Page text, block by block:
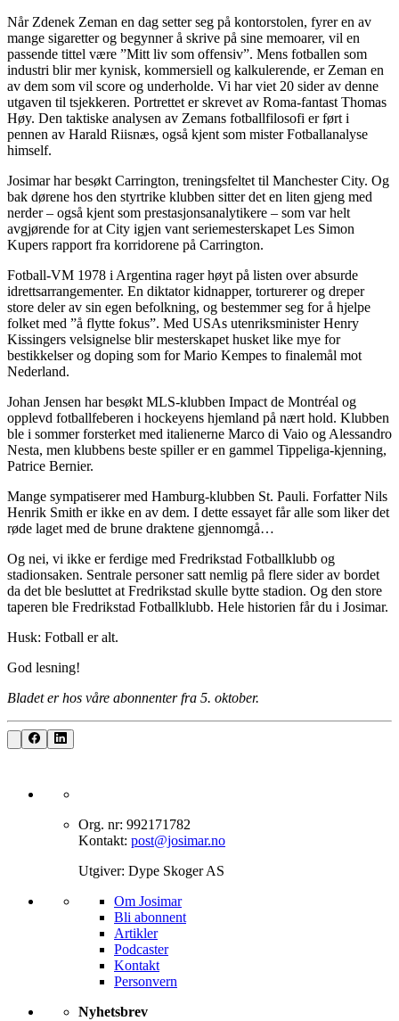
Når Zdenek Zeman en dag setter seg på kontorstolen, fyrer en av
mange sigaretter og begynner å skrive på sine memoarer, vil en
passende tittel være ”Mitt liv som offensiv”. Mens fotballen som
industri blir mer kynisk, kommersiell og kalkulerende, er Zeman en
av dem som vil score og underholde. Vi har viet 20 sider av denne
utgaven til tsjekkeren. Portrettet er skrevet av Roma-fantast Thomas
Høy. Den taktiske analysen av Zemans fotballfilosofi er ført i
pennen av Harald Riisnæs, også kjent som mister Fotballanalyse
himself.
Josimar har besøkt Carrington, treningsfeltet til Manchester City. Og
bak dørene hos den styrtrike klubben sitter det en liten gjeng med
nerder – også kjent som prestasjonsanalytikere – som var helt
avgjørende for at City igjen vant seriemesterskapet Les Simon
Kupers rapport fra korridorene på Carrington.
Fotball-VM 1978 i Argentina rager høyt på listen over absurde
idrettsarrangementer. En diktator kidnapper, torturerer og dreper
store deler av sin egen befolkning, og bestemmer seg for å hjelpe
folket med ”å flytte fokus”. Med USAs utenriksminister Henry
Kissingers velsignelse blir mesterskapet husket like mye for
bestikkelser og doping som for Mario Kempes to finalemål mot
Nederland.
Johan Jensen har besøkt MLS-klubben Impact de Montréal og
opplevd fotballfeberen i hockeyens hjemland på nært hold. Klubben
ble i sommer forsterket med italienerne Marco di Vaio og Alessandro
Nesta, men klubbens beste spiller er en gammel Tippeliga-kjenning,
Patrice Bernier.
Mange sympatiserer med Hamburg-klubben St. Pauli. Forfatter Nils
Henrik Smith er ikke en av dem. I dette essayet får alle som liker det
røde laget med de brune draktene gjennomgå…
Og nei, vi ikke er ferdige med Fredrikstad Fotballklubb og
stadionsaken. Sentrale personer satt nemlig på flere sider av bordet
da det ble besluttet at Fredrikstad skulle bytte stadion. Og den store
taperen ble Fredrikstad Fotballklubb. Hele historien får du i Josimar.
Husk: Fotball er alt.
God lesning!
Bladet er hos våre abonnenter fra 5. oktober.
Org. nr: 992171782
Kontakt: post@josimar.no
Utgiver: Dype Skoger AS
Om J‌osimar ‍ ​‍​‍‌‍
Bli abonnent​​​​‌ ‍ ​‍​‍‌‍ ‌ ​‍‌‍‍‌‌‍‌ ‌‍‍‌‌‍ ‍​‍​‍​ ‍‍​‍​‍‌ ​ ‌‍​‌‌‍ ‍‌‍‍‌‌ ‌​‌ ‍‌​‍ ‍‌‍‍‌‌‍ ​‍​‍​‍ ​​‍​‍‌‍‍​‌ ​‍‌‍‌‌‌‍‌‍​‍​‍​ ‍‍​‍​‍‌‍‍​‌ ‌​‌ ‌​‌ ​​‌ ​ ​ ‍‍​‍ ​‍ ‌‍‌‌‌‍‌​‌‍‍‌‌ ‌​​‍ ‍‌‍‍‌‌‍‌​‌‍​‌‌‍‌ ‌ ​‍‌‍​‌‌‍ ‍‌‍‍‍‌‍​‌‌‍ ‍‌ ​ ‌‍‌‌‌‍ ‍​‍ ‍‌‍​ ‌‍ ‌‍ ‌​‍ ‌‍‍‌‌‍ ‍‌ ‌​‌‍‌‌‌‍ ‍‌ ‌​​‍ ‌‍‌‌‌‍‌​‌‍‍‌‌ ‌​​‍ ‌‍ ‌‌‍ ‌‍‌​‌‍‌‌​ ‌‌ ​​‌ ​‍‌‍‌‌‌ ​ ‌‍‌‌‌‍ ‍‌ ‌​‌‍​‌‌ ‌​‌‍‍‌‌‍ ‌‍ ‍​ ‍ ‌‍‍‌‌‍‌​​ ‌‌‍‌‍‌‍ ‌‍ ‌ ‌​‌‍‌‌‌ ​‍​ ‍ ‌ ‌​‌ ‍‌‌ ​​‌‍‌‌​ ‌‌‍‌‍‌‍ ‌‍ ‌ ‌​‌‍‌‌‌ ​‍​ ‍ ‌ ​​‌‍​‌‌ ‌​‌‍‍​​ ‌‌‍​ ‌‍ ‌‍ ​‌ ‌‌‌‍ ‌‌‍ ‍‌ ​ ​‍‌‌​ ‌‌‌​​‍‌‌ ‌‍‍ ‌‍‌‌‌ ‍‌​‍‌‌​ ​ ‌​‌​​‍‌‌​ ​ ‌​‌​​‍‌‌​ ​‍​ ​‍‌‍​‍​ ‍‌‌‍​ ‌‍‌‍‌‍​ ​ ​‌​ ‌​‌‍​‍‌‍‌‍​ ‍​​ ‌‌‌‍​‍​‍‌‌​ ​‍​ ​‍​‍‌‌​ ‌‌‌​‌​​‍ ‍‌‍​ ‌‍ ‌‍ ​‌ ‌‌‌‍ ‌‌‍ ‍‌​‍‌‌ ‌​‌‍‌‌‌‍ ‌‌ ​ ​‍‌‌​ ‌‌‌​​‍‌‌ ‌‍‍ ‌‍‌‌‌ ‍‌​‍‌‌​ ​ ‌​‌​​‍‌‌​ ​ ‌​‌​​‍‌‌​ ​‍​ ​‍‌‍​‌‌‍‌‍​ ‌‍​ ‌​‌‍‌‌​ ‍‌‌‍‌​‌‍​‍​ ‌ ‌‍​‌​ ‌ ​ ​​​‍‌‌​ ​‍​ ​‍​‍‌‌​ ‌‌‌​‌​​‍ ‍‌‍‍‌‌ ‌​‌‍‌‌‌‍ ‌‌ ​ ​‍‌‌​ ‌‌‌​​‍‌‌ ‌‍‍ ‌‍‌‌‌ ‍‌​‍‌‌​ ​ ‌​‌​​‍‌‌​ ​ ‌​‌​​‍‌‌​ ​‍​ ​‍‌‍‌‌‌‍​‌‌‍‌‌​ ‌‍‌‍​‍‌‍‌‌‌‍‌‌‌‍‌‍‌‍​‍​ ‍​​ ​ ​ ​ ​‍‌‌​ ​‍​ ​‍​‍‌‌​ ‌‌‌​‌​​‍ ‍‌‍ ​‌‍​‌‌‍​‍‌‍‌‌‌‍ ​​ ‌‍​‍‌‍​‌‌ ​ ‌‍‌‌‌‌‌‌‌ ​‍‌‍ ​​ ‌‌‍‍​‌ ‌​‌ ‌​‌ ​​‌ ​ ​‍‌‌​ ​ ‌​​‌​‍‌‌​ ​‍‌​‌‍​‍‌‌​ ​‍‌​‌‍‌‍‌‌‌‍‌​‌‍‍‌‌ ‌​​‍ ‍‌‍‍‌‌‍‌​‌‍​‌‌‍‌ ‌ ​‍‌‍​‌‌‍ ‍‌‍‍‍‌‍​‌‌‍ ‍‌ ​ ‌‍‌‌‌‍ ‍​‍ ‍‌‍​ ‌‍ ‌‍ ‌​‍‌‍‌‍‍‌‌‍‌​​ ‌‌‍‌‍‌‍ ‌‍ ‌ ‌​‌‍‌‌‌ ​‍​‍‌‍‌ ‌​‌ ‍‌‌ ​​‌‍‌‌​ ‌‌‍‌‍‌‍ ‌‍ ‌ ‌​‌‍‌‌‌ ​‍​‍‌‍‌ ​​‌‍​‌‌ ‌​‌‍‍​​ ‌‌‍​ ‌‍ ‌‍ ​‌ ‌‌‌‍ ‌‌‍ ‍‌ ​ ​‍‌‌​ ‌‌‌​​‍‌‌ ‌‍‍ ‌‍‌‌‌ ‍‌​‍‌‌​ ​ ‌​‌​​‍‌‌​ ​ ‌​‌​​‍‌‌​ ​‍​ ​‍‌‍​‍​ ‍‌‌‍​ ‌‍‌‍‌‍​ ​ ​‌​ ‌​‌‍​‍‌‍‌‍​ ‍​​ ‌‌‌‍​‍​‍‌‌​ ​‍​ ​‍​‍‌‌​ ‌‌‌​‌​​‍ ‍‌‍​ ‌‍ ‌‍ ​‌ ‌‌‌‍ ‌‌‍ ‍‌​‍‌‌ ‌​‌‍‌‌‌‍ ‌‌ ​ ​‍‌‌​ ‌‌‌​​‍‌‌ ‌‍‍ ‌‍‌‌‌ ‍‌​‍‌‌​ ​ ‌​‌​​‍‌‌​ ​ ‌​‌​​‍‌‌​ ​‍​ ​‍‌‍​‌‌‍‌‍​ ‌‍​ ‌​‌‍‌‌​ ‍‌‌‍‌​‌‍​‍​ ‌ ‌‍​‌​ ‌ ​ ​​​‍‌‌​ ​‍​ ​‍​‍‌‌​ ‌‌‌​‌​​‍ ‍‌‍‍‌‌ ‌​‌‍‌‌‌‍ ‌‌ ​ ​‍‌‌​ ‌‌‌​​‍‌‌ ‌‍‍ ‌‍‌‌‌ ‍‌​‍‌‌​ ​ ‌​‌​​‍‌‌​ ​ ‌​‌​​‍‌‌​ ​‍​ ​‍‌‍‌‌‌‍​‌‌‍‌‌​ ‌‍‌‍​‍‌‍‌‌‌‍‌‌‌‍‌‍‌‍​‍​ ‍​​ ​ ​ ​ ​‍‌‌​ ​‍​ ​‍​‍‌‌​ ‌‌‌​‌​​‍ ‍‌‍ ​‌‍​‌‌‍​‍‌‍‌‌‌‍ ​​‍‌‍‌ ​​‌‍‌‌‌ ​‍‌ ​ ‌ ​​‌‍‌‌‌‍​ ‌ ‌​‌‍‍‌‌ ‌‍‌‍‌‌​ ‌‌ ​​‌ ‌‌‌‍​‍‌‍ ​‌‍‍‌‌ ​ ‌‍‍​‌‍‌‌‌‍‌​​‍​‍‌ ‌
Artikler
Podcaster
Kontakt
Personvern​​​​‌ ‍ ​‍​‍‌‍ ‌ ​‍‌‍‍‌‌‍‌ ‌‍‍‌‌‍ ‍​‍​‍​ ‍‍​‍​‍‌ ​ ‌‍​‌‌‍ ‍‌‍‍‌‌ ‌​‌ ‍‌​‍ ‍‌‍‍‌‌‍ ​‍​‍​‍ ​​‍​‍‌‍‍​‌ ​‍‌‍‌‌‌‍‌‍​‍​‍​ ‍‍​‍​‍‌‍‍​‌ ‌​‌ ‌​‌ ​​‌ ​ ​ ‍‍​‍ ​‍ ‌‍‌‌‌‍‌​‌‍‍‌‌ ‌​​‍ ‍‌‍‍‌‌‍‌​‌‍​‌‌‍‌ ‌ ​‍‌‍​‌‌‍ ‍‌‍‍‍‌‍​‌‌‍ ‍‌ ​ ‌‍‌‌‌‍ ‍​‍ ‍‌‍​ ‌‍ ‌‍ ‌​‍ ‌‍‍‌‌‍ ‍‌ ‌​‌‍‌‌‌‍ ‍‌ ‌​​‍ ‌‍‌‌‌‍‌​‌‍‍‌‌ ‌​​‍ ‌‍ ‌‌‍ ‌‍‌​‌‍‌‌​ ‌‌ ​​‌ ​‍‌‍‌‌‌ ​ ‌‍‌‌‌‍ ‍‌ ‌​‌‍​‌‌ ‌​‌‍‍‌‌‍ ‌‍ ‍​ ‍ ‌‍‍‌‌‍‌​​ ‌‌‍‌‍‌‍ ‌‍ ‌ ‌​‌‍‌‌‌ ​‍​ ‍ ‌ ‌​‌ ‍‌‌ ​​‌‍‌‌​ ‌‌‍‌‍‌‍ ‌‍ ‌ ‌​‌‍‌‌‌ ​‍​ ‍ ‌ ​​‌‍​‌‌ ‌​‌‍‍​​ ‌‌‍​ ‌‍ ‌‍ ​‌ ‌‌‌‍ ‌‌‍ ‍‌ ​ ​‍‌‌​ ‌‌‌​​‍‌‌ ‌‍‍ ‌‍‌‌‌ ‍‌​‍‌‌​ ​ ‌​‌​​‍‌‌​ ​ ‌​‌​​‍‌‌​ ​‍​ ​‍‌‍​‍​ ‍‌‌‍​ ‌‍‌‍‌‍​ ​ ​‌​ ‌​‌‍​‍‌‍‌‍​ ‍​​ ‌‌‌‍​‍​‍‌‌​ ​‍​ ​‍​‍‌‌​ ‌‌‌​‌​​‍ ‍‌‍​ ‌‍ ‌‍ ​‌ ‌‌‌‍ ‌‌‍ ‍‌​‍‌‌ ‌​‌‍‌‌‌‍ ‌‌ ​ ​‍‌‌​ ‌‌‌​​‍‌‌ ‌‍‍ ‌‍‌‌‌ ‍‌​‍‌‌​ ​ ‌​‌​​‍‌‌​ ​ ‌​‌​​‍‌‌​ ​‍​ ​‍‌‍​‌‌‍‌‍​ ‌‍​ ‌​‌‍‌‌​ ‍‌‌‍‌​‌‍​‍​ ‌ ‌‍​‌​ ‌ ​ ​​​‍‌‌​ ​‍​ ​‍​‍‌‌​ ‌‌‌​‌​​‍ ‍‌‍‍‌‌ ‌​‌‍‌‌‌‍ ‌‌ ​ ​‍‌‌​ ‌‌‌​​‍‌‌ ‌‍‍ ‌‍‌‌‌ ‍‌​‍‌‌​ ​ ‌​‌​​‍‌‌​ ​ ‌​‌​​‍‌‌​ ​‍​ ​‍​ ‌‌‌‍​ ‌‍‌​​ ​‍​ ‍‌​ ​‍​ ​‌‌‍‌​​ ‌‍‌‍‌‌​ ‌‌​ ‌‍​‍‌‌​ ​‍​ ​‍​‍‌‌​ ‌‌‌​‌​​‍ ‍‌‍ ​‌‍​‌‌‍​‍‌‍‌‌‌‍ ​​ ‌‍​‍‌‍​‌‌ ​ ‌‍‌‌‌‌‌‌‌ ​‍‌‍ ​​ ‌‌‍‍​‌ ‌​‌ ‌​‌ ​​‌ ​ ​‍‌‌​ ​ ‌​​‌​‍‌‌​ ​‍‌​‌‍​‍‌‌​ ​‍‌​‌‍‌‍‌‌‌‍‌​‌‍‍‌‌ ‌​​‍ ‍‌‍‍‌‌‍‌​‌‍​‌‌‍‌ ‌ ​‍‌‍​‌‌‍ ‍‌‍‍‍‌‍​‌‌‍ ‍‌ ​ ‌‍‌‌‌‍ ‍​‍ ‍‌‍​ ‌‍ ‌‍ ‌​‍‌‍‌‍‍‌‌‍‌​​ ‌‌‍‌‍‌‍ ‌‍ ‌ ‌​‌‍‌‌‌ ​‍​‍‌‍‌ ‌​‌ ‍‌‌ ​​‌‍‌‌​ ‌‌‍‌‍‌‍ ‌‍ ‌ ‌​‌‍‌‌‌ ​‍​‍‌‍‌ ​​‌‍​‌‌ ‌​‌‍‍​​ ‌‌‍​ ‌‍ ‌‍ ​‌ ‌‌‌‍ ‌‌‍ ‍‌ ​ ​‍‌‌​ ‌‌‌​​‍‌‌ ‌‍‍ ‌‍‌‌‌ ‍‌​‍‌‌​ ​ ‌​‌​​‍‌‌​ ​ ‌​‌​​‍‌‌​ ​‍​ ​‍‌‍​‍​ ‍‌‌‍​ ‌‍‌‍‌‍​ ​ ​‌​ ‌​‌‍​‍‌‍‌‍​ ‍​​ ‌‌‌‍​‍​‍‌‌​ ​‍​ ​‍​‍‌‌​ ‌‌‌​‌​​‍ ‍‌‍​ ‌‍ ‌‍ ​‌ ‌‌‌‍ ‌‌‍ ‍‌​‍‌‌ ‌​‌‍‌‌‌‍ ‌‌ ​ ​‍‌‌​ ‌‌‌​​‍‌‌ ‌‍‍ ‌‍‌‌‌ ‍‌​‍‌‌​ ​ ‌​‌​​‍‌‌​ ​ ‌​‌​​‍‌‌​ ​‍​ ​‍‌‍​‌‌‍‌‍​ ‌‍​ ‌​‌‍‌‌​ ‍‌‌‍‌​‌‍​‍​ ‌ ‌‍​‌​ ‌ ​ ​​​‍‌‌​ ​‍​ ​‍​‍‌‌​ ‌‌‌​‌​​‍ ‍‌‍‍‌‌ ‌​‌‍‌‌‌‍ ‌‌ ​ ​‍‌‌​ ‌‌‌​​‍‌‌ ‌‍‍ ‌‍‌‌‌ ‍‌​‍‌‌​ ​ ‌​‌​​‍‌‌​ ​ ‌​‌​​‍‌‌​ ​‍​ ​‍​ ‌‌‌‍​ ‌‍‌​​ ​‍​ ‍‌​ ​‍​ ​‌‌‍‌​​ ‌‍‌‍‌‌​ ‌‌​ ‌‍​‍‌‌​ ​‍​ ​‍​‍‌‌​ ‌‌‌​‌​​‍ ‍‌‍ ​‌‍​‌‌‍​‍‌‍‌‌‌‍ ​​‍‌‍‌ ​​‌‍‌‌‌ ​‍‌ ​ ‌ ​​‌‍‌‌‌‍​ ‌ ‌​‌‍‍‌‌ ‌‍‌‍‌‌​ ‌‌ ​​‌ ‌‌‌‍​‍‌‍ ​‌‍‍‌‌ ​ ‌‍‍​‌‍‌‌‌‍‌​​‍​‍‌ ‌
Nyhetsbrev